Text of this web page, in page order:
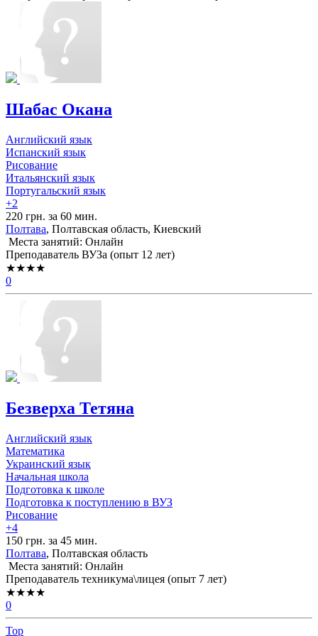
Шабас Окана
Английский язык
Испанский язык
Рисование
Итальянский язык
Португальский язык
+2
220 грн. за 60 мин.
Полтава, Полтавская область, Киевский
Места занятий: Онлайн
Преподаватель ВУЗа (опыт 12 лет)
★★★★
0
Безверха Тетяна
Английский язык
Математика
Украинский язык
Начальная школа
Подготовка к школе
Подготовка к поступлению в ВУЗ
Рисование
+4
150 грн. за 45 мин.
Полтава, Полтавская область
Места занятий: Онлайн
Преподаватель техникума\лицея (опыт 7 лет)
★★★★
0
Top